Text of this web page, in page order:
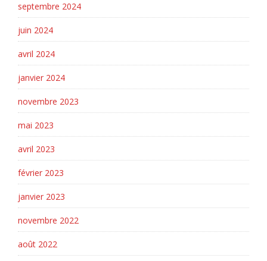
septembre 2024
juin 2024
avril 2024
janvier 2024
novembre 2023
mai 2023
avril 2023
février 2023
janvier 2023
novembre 2022
août 2022